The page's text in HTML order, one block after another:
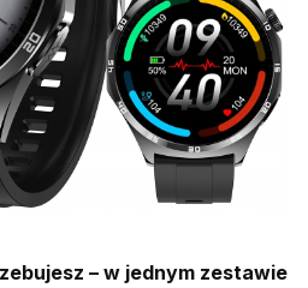
– w jednym zestawie